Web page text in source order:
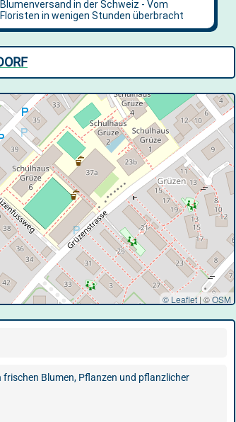
© Leaflet | ©OSM
frischen Blumen, Pflanzen und pflanzlicher